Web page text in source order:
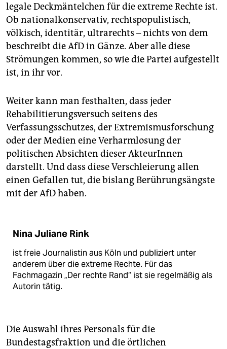
legale Deckmäntelchen für die extreme Rechte ist.
Ob nationalkonservativ, rechtspopulistisch,
völkisch, identitär, ultrarechts – nichts von dem
beschreibt die AfD in Gänze. Aber alle diese
Strömungen kommen, so wie die Partei aufgestellt
ist, in ihr vor.
Weiter kann man festhalten, dass jeder
Rehabilitierungsversuch seitens des
Verfassungsschutzes, der Extremismusforschung
oder der Medien eine Verharmlosung der
politischen Absichten dieser AkteurInnen
darstellt. Und dass diese Verschleierung allen
einen Gefallen tut, die bislang Berührungsängste
mit der AfD haben.
Nina Juliane Rink
ist freie Journalistin aus Köln und publiziert unter
anderem über die extreme Rechte. Für das
Fachmagazin „Der rechte Rand“ ist sie regelmäßig als
Autorin tätig.
Die Auswahl ihres Personals für die
Bundestagsfraktion und die örtlichen